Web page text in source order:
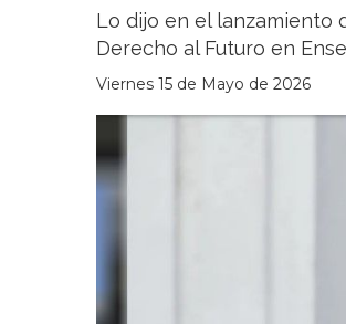
Lo dijo en el lanzamiento
Derecho al Futuro en
Viernes 15 de Mayo de 2026